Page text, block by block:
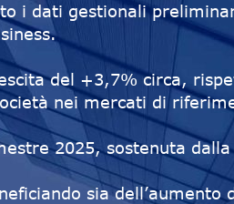
i dati gestionali
del +3,7% circa,
nei mercati di
2025, sostenuta
sia dell’aumento